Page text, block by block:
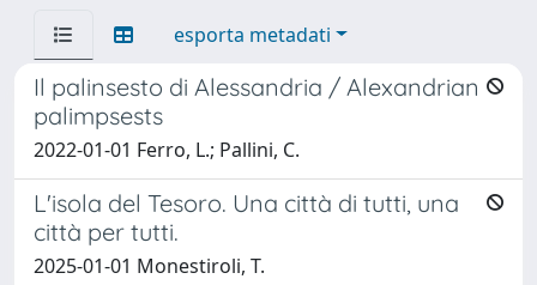
esporta metadati
Il palinsesto di Alessandria / Alexandrian
palimpsests
2022-01-01 Ferro, L.; Pallini, C.
L'isola del Tesoro. Una città di tutti, una
città per tutti.
2025-01-01 Monestiroli, T.